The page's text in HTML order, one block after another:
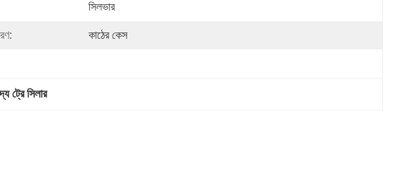
সিলভার
কাঠের কেস
ট্রে সিলার